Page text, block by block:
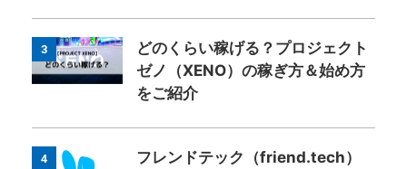
3
どのくらい稼げる？プロジェクト
ゼノ（XENO）の稼ぎ方＆始め方
をご紹介
4
フレンドテック（friend.tech）